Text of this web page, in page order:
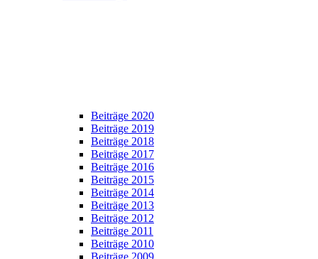
Beiträge 2020
Beiträge 2019
Beiträge 2018
Beiträge 2017
Beiträge 2016
Beiträge 2015
Beiträge 2014
Beiträge 2013
Beiträge 2012
Beiträge 2011
Beiträge 2010
Beiträge 2009